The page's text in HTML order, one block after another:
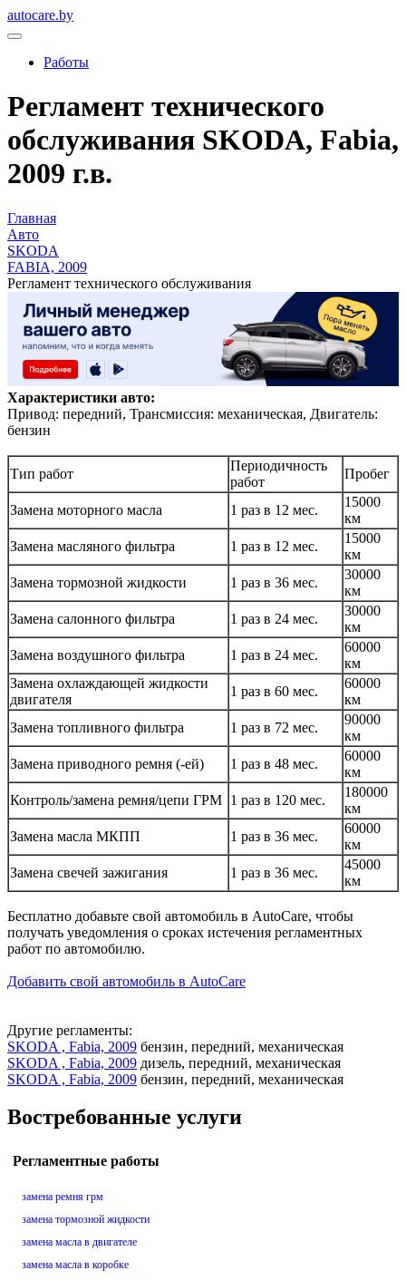
autocare.by
Работы
Регламент технического
обслуживания SKODA, Fabia,
2009 г.в.
Главная
Авто
SKODA
FABIA, 2009
Регламент технического обслуживания
Характеристики авто:
Привод: передний, Трансмиссия: механическая, Двигатель:
бензин
Тип работ
Периодичность
работ
Пробег
Замена моторного масла 1 раз в 12 мес.
15000
км
Замена масляного фильтра
1 раз в 12 мес.
15000
км
Замена тормозной жидкости
1 раз в 36 мес.
30000
км
Замена салонного фильтра
1 раз в 24 мес.
30000
км
Замена воздушного фильтра
1 раз в 24 мес.
60000
км
Замена охлаждающей жидкости
двигателя
1 раз в 60 мес.
60000
км
Замена топливного фильтра
1 раз в 72 мес.
90000
км
Замена приводного ремня (-ей)
1 раз в 48 мес.
60000
км
Контроль/замена ремня/цепи ГРМ 1 раз в 120 мес.
180000
км
Замена масла МКПП
1 раз в 36 мес.
60000
км
Замена свечей зажигания
1 раз в 36 мес.
45000
км
Бесплатно добавьте свой автомобиль в AutoCare, чтобы
получать уведомления о сроках истечения регламентных
работ по автомобилю.
Добавить свой автомобиль в AutoCare
Другие регламенты:
SKODA , Fabia, 2009 бензин, передний, механическая
SKODA , Fabia, 2009 дизель, передний, механическая
SKODA , Fabia, 2009 бензин, передний, механическая
Востребованные услуги
Регламентные работы
замена ремня грм
замена тормозной жидкости
замена масла в двигателе
замена масла в коробке